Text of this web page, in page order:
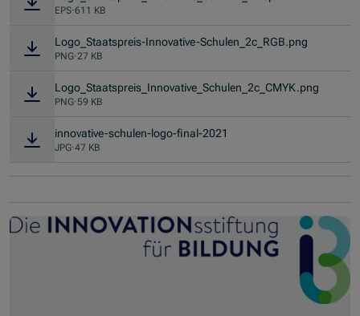
EPS·611 KB
Logo_Staatspreis-Innovative-Schulen_2c_RGB.png
PNG·27 KB
Logo_Staatspreis_Innovative_Schulen_2c_CMYK.png
PNG·59 KB
innovative-schulen-logo-final-2021
JPG·47 KB